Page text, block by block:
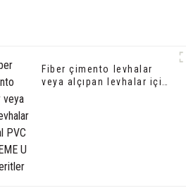
Fiber çimento levhalar
veya alçıpan levhalar için